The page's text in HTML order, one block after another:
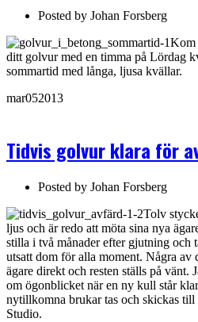
Posted by Johan Forsberg
Kom
ditt golvur med en timma på Lördag
sommartid med långa, ljusa kvällar.
mar052013
Tidvis golvur klara för
Posted by Johan Forsberg
Tolv
ljus och är redo att möta sina nya
stilla i två månader efter gjutning och
utsatt dom för alla moment. Några av
ägare direkt och resten ställs på vänt.
om ögonblicket när en ny kull står
nytillkomna brukar tas och skickas
Studio.